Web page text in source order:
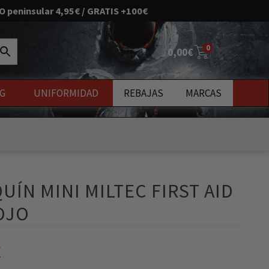
peninsular 4,95€ / GRATIS +100€
0,00€ 0
MARCAS
REBAJAS
UNIFORMIDAD
MINI MILTEC FIRST AID